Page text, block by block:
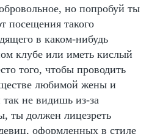
но попробуй ты
посещения такого
в каком-нибудь
клубе или иметь кислый
того, чтобы проводить
любимой жены и
не видишь из-за
ты должен лицезреть
оформленных в стиле